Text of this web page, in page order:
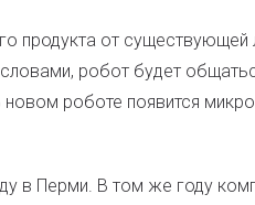
продукта от
робот будет
роботе появится
в Перми. В том же году